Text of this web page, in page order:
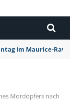
im Maurice-
Mordopfers nach